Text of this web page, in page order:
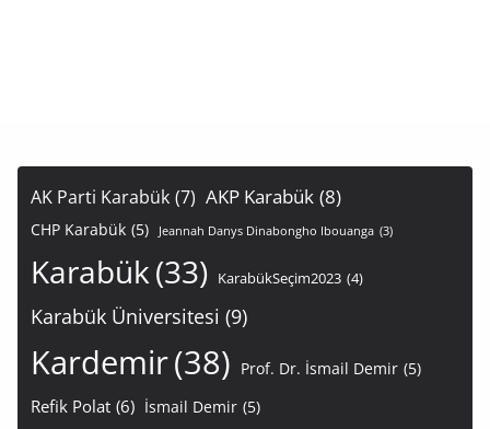
AK Parti Karabük (7) AKP Karabük (8)
CHP Karabük (5) Jeannah Danys Dinabongho Ibouanga (3)
Karabük(33) KarabükSeçim2023 (4)
Karabük Üniversitesi (9)
Kardemir(38) Prof. Dr. İsmail Demir (5)
Refik Polat (6) İsmail Demir (5)